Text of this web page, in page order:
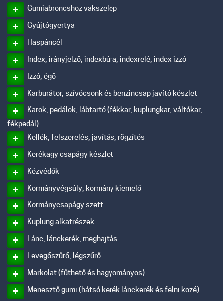
Gumiabroncshoz vakszelep
Gyújtógyertya
Haspáncél
Index, irányjelző, indexbúra, indexrelé, index izzó
Izzó, égő
Karburátor, szívócsonk és benzincsap javító készlet
Karok, pedálok, lábtartó (fékkar, kuplungkar, váltókar,
fékpedál)
Kellék, felszerelés, javítás, rögzítés
Kerékagy csapágy készlet
Kézvédők
Kormányvégsúly, kormány kiemelő
Kormánycsapágy szett
Kuplung alkatrészek
Lánc, lánckerék, meghajtás
Levegőszűrő, légszűrő
Markolat (fűthető és hagyományos)
Menesztő gumi (hátsó kerék lánckerék és felni közé)